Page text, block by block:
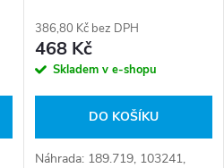
386,80 Kč bez DPH
468 Kč
Skladem v e-shopu
DO KOŠÍKU
Náhrada: 189.719, 103241,